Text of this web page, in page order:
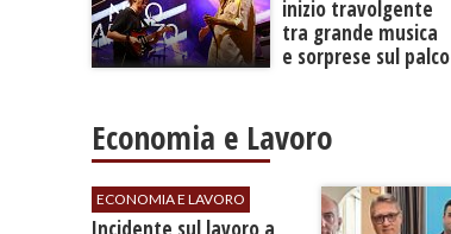
inizio travolgente
tra grande musica
e sorprese sul palco
Economia e Lavoro
ECONOMIA E LAVORO
​Incidente sul lavoro a